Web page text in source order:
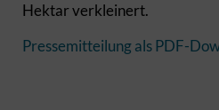
Hektar verkleinert.
Pressemitteilung als PDF-